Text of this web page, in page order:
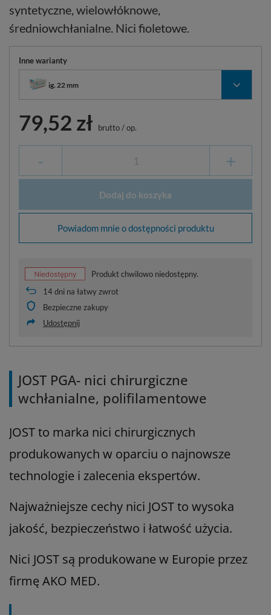
syntetyczne, wielowłóknowe,
średniowchłanialne. Nici fioletowe.
Inne warianty
ig. 22 mm
79,52 zł brutto/op.
- +
Dodaj do koszyka
Powiadom mnie o dostępności produktu
Produkt chwilowo niedostępny.
14dni na łatwy zwrot
Bezpieczne zakupy
Udostępnij
JOST PGA- nici chirurgiczne
wchłanialne, polifilamentowe
JOST to marka nici chirurgicznych
produkowanych w oparciu o najnowsze
technologie i zalecenia ekspertów.
Najważniejsze cechy nici JOST to wysoka
jakość, bezpieczeństwo i łatwość użycia.
Nici JOST są produkowane w Europie przez
firmę AKO MED.